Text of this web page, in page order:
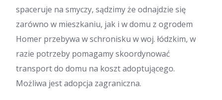
spaceruje na smyczy, sądzimy że odnajdzie się
zarówno w mieszkaniu, jak i w domu z ogrodem
Homer przebywa w schronisku w woj. łódzkim, w
razie potrzeby pomagamy skoordynować
transport do domu na koszt adoptującego.
Możliwa jest adopcja zagraniczna.